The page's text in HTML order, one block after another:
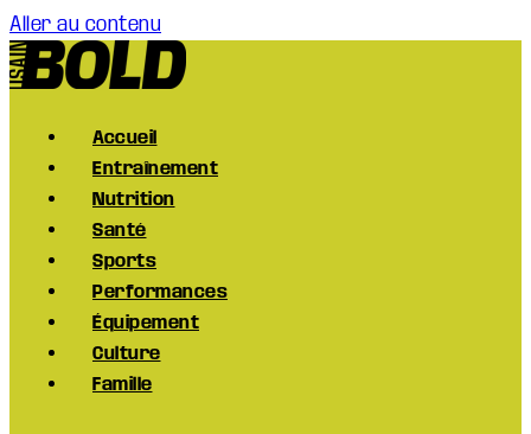
Aller au contenu
Accueil
Entraînement
Nutrition
Santé
Sports
Performances
Équipement
Culture
Famille